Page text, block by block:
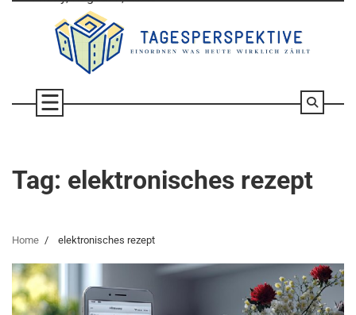
Tag: elektronisches rezept
Home elektronisches rezept